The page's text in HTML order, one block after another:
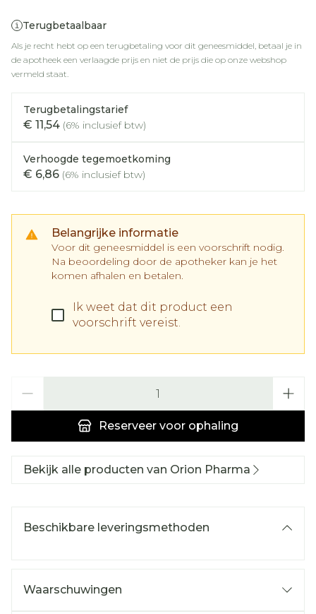
Terugbetaalbaar
Als je recht hebt op een terugbetaling voor dit geneesmiddel, betaal je in
de apotheek een verlaagde prijs en niet de prijs die op onze webshop
vermeld staat.
Terugbetalingstarief
€ 11,54 (6% inclusief btw)
Verhoogde tegemoetkoming
€ 6,86 (6% inclusief btw)
Belangrijke informatie
Voor dit geneesmiddel is een voorschrift nodig.
Na beoordeling door de apotheker kan je het
komen afhalen en betalen.
Ik weet dat dit product een
voorschrift vereist.
Reserveer voor ophaling
Bekijk alle producten van Orion Pharma
Beschikbare leveringsmethoden
Waarschuwingen